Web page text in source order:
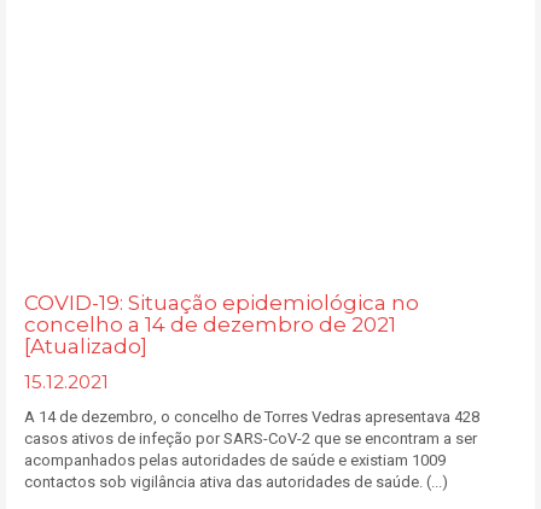
COVID-19: Situação epidemiológica no
concelho a 14 de dezembro de 2021
[Atualizado]
15.12.2021
A 14 de dezembro, o concelho de Torres Vedras apresentava 428
casos ativos de infeção por SARS-CoV-2 que se encontram a ser
acompanhados pelas autoridades de saúde e existiam 1009
contactos sob vigilância ativa das autoridades de saúde. (...)